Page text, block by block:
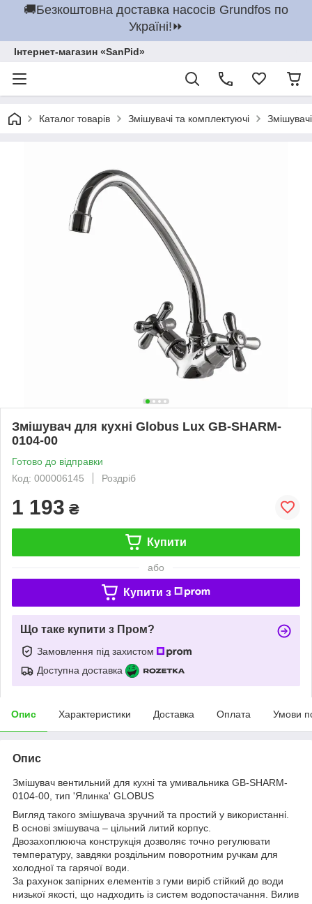
🚚Безкоштовна доставка насосів Grundfos по
Україні!⏩
Інтернет-магазин «SanPid»
Каталог товарів Змішувачі та комплектуючі Змішувачі
Змішувач для кухні Globus Lux GB-SHARM-
0104-00
Готово до відправки
Код: 000006145
Роздріб
1 193 ₴
Купити
або
Купити з
Що таке купити з Пром?
Замовлення під захистом
Доступна доставка
Опис Характеристики Доставка Оплата Умови
Опис
Змішувач вентильний для кухні та умивальника GB-SHARM-
0104-00, тип 'Ялинка' GLOBUS
Вигляд такого змішувача зручний та простий у використанні.
В основі змішувача – цільний литий корпус.
Двозахоплююча конструкція дозволяє точно регулювати
температуру, завдяки роздільним поворотним ручкам для
холодної та гарячої води.
За рахунок запірних елементів з гуми виріб стійкий до води
низької якості, що надходить із систем водопостачання. Вилив